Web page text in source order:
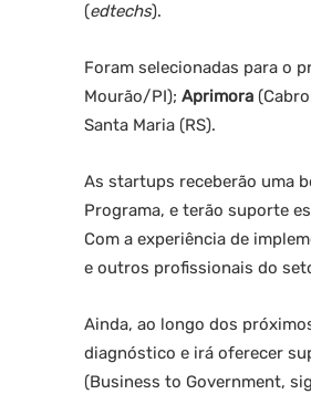
(edtechs).
Foram selecionadas para o
Mourão/PI); Aprimora
Santa Maria (RS).
As startups receberão uma
Programa, e terão suporte
Com a experiência de
e outros profissionais do
Ainda, ao longo dos
diagnóstico e irá oferecer
(Business to Government,